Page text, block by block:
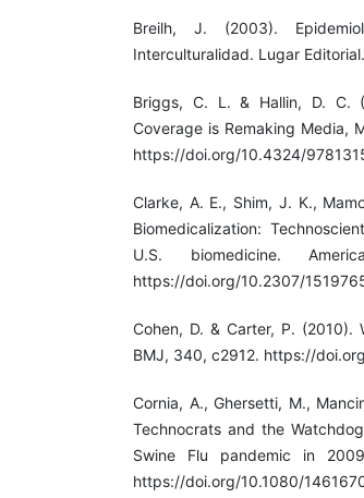
Breilh, J. (2003).
Interculturalidad. Lugar Editorial.
Briggs, C. L. & Hallin, D. C.
Coverage is Remaking Media,
https://doi.org/10.4324/
Clarke, A. E., Shim, J. K.,
Biomedicalization:
U.S. biomedicine.
https://doi.org/10.2307/
Cohen, D. & Carter, P. (2010).
BMJ, 340, c2912. https://
Cornia, A., Ghersetti, M.,
Technocrats and the
Swine Flu pandemic in
https://doi.org/10.1080/